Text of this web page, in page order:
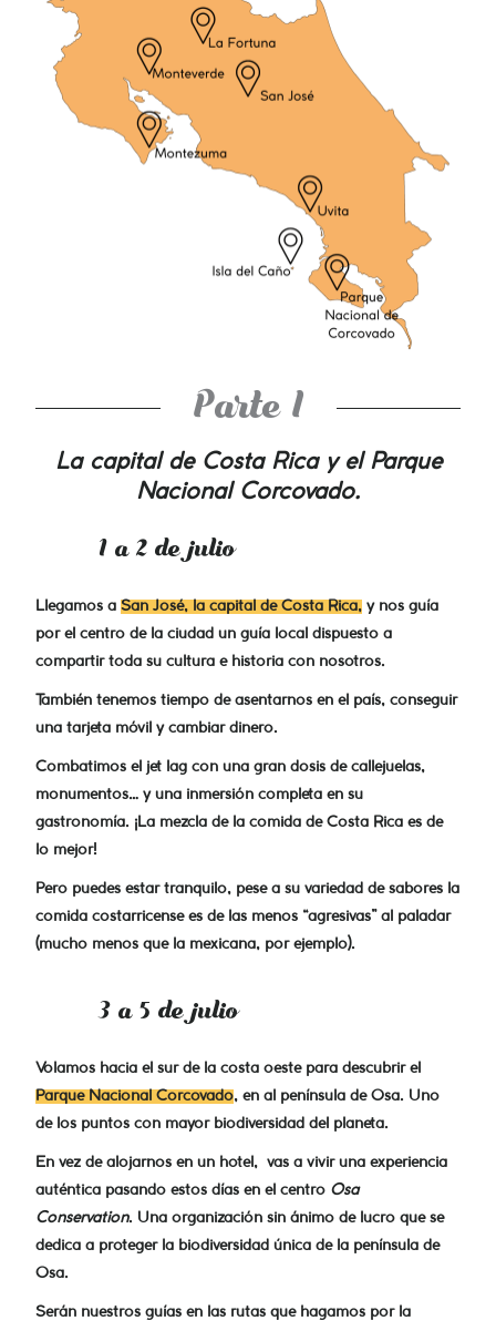
Parte I
La capital de Costa Rica y el Parque
Nacional Corcovado.
1 a 2 de julio
Llegamos aSan José, la capital de Costa Rica, y nos guía
por el centro de la ciudad un guía local dispuesto a
compartir toda su cultura e historia con nosotros.
También tenemos tiempo de asentarnos en el país, conseguir
una tarjeta móvil y cambiar dinero.
Combatimos el jet lag con una gran dosis de callejuelas,
monumentos… y una inmersión completa en su
gastronomía. ¡La mezcla de la comida de Costa Rica es de
lo mejor!
Pero puedes estar tranquilo, pese a su variedad de sabores la
comida costarricense es de las menos “agresivas” al paladar
(mucho menos que la mexicana, por ejemplo).
3 a 5 de julio
Volamos hacia el sur de la costa oeste para descubrir el
Parque Nacional Corcovado, en al península de Osa. Uno
de los puntos con mayor biodiversidad del planeta.
En vez de alojarnos en un hotel, vas a vivir una experiencia
auténtica pasando estos días en el centro Osa
Conservation. Una organización sin ánimo de lucro que se
dedica a proteger la biodiversidad única de la península de
Osa.
Serán nuestros guías en las rutas que hagamos por la